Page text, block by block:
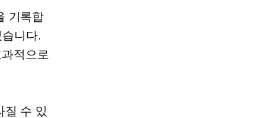
기록합
니다.
적으로
질 수 있